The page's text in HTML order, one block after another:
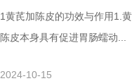
1黄芪加陈皮的功效与作用1.
陈皮本身具有促进胃肠蠕动...
2024-10-15